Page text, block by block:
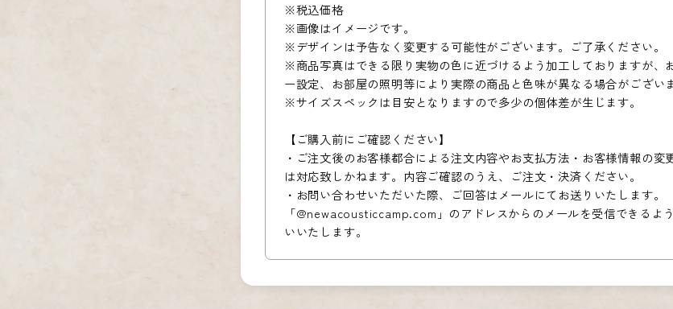
※税込価格
※画像はイメージです。
※デザインは予告なく変更する可能性がございます。ご了承ください。
※商品写真はできる限り実物の色に近づけるよう加工しておりますが、
ー設定、お部屋の照明等により実際の商品と色味が異なる場合がございま
※サイズスペックは目安となりますので多少の個体差が生じます。
【ご購入前にご確認ください】
・ご注文後のお客様都合による注文内容やお支払方法・お客様情報の変
は対応致しかねます。内容ご確認のうえ、ご注文・決済ください。
・お問い合わせいただいた際、ご回答はメールにてお送りいたします。
「@newacousticcamp.com」のアドレスからのメールを受信できるよ
いいたします。